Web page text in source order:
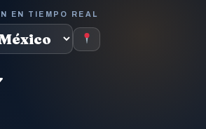
EN TIEMPO REAL